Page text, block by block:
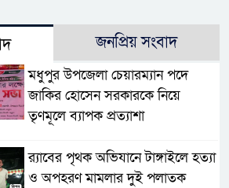
জনপ্রিয় সংবাদ
মধুপুর উপজেলা চেয়ারম্যান পদে
জাকির হোসেন সরকারকে নিয়ে
তৃণমূলে ব্যাপক প্রত্যাশা
র‌্যাবের পৃথক অভিযানে টাঙ্গাইলে হত্যা
ও অপহরণ মামলার দুই পলাতক